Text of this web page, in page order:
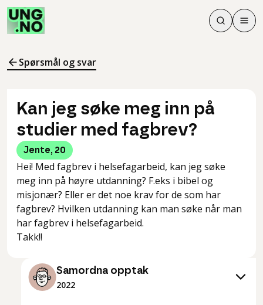
Søk
Søk
Meny
Spørsmål og svar
Kan jeg søke meg inn på
studier med fagbrev?
Jente, 20
Hei! Med fagbrev i helsefagarbeid, kan jeg søke
meg inn på høyre utdanning? F.eks i bibel og
misjonær? Eller er det noe krav for de som har
fagbrev? Hvilken utdanning kan man søke når man
har fagbrev i helsefagarbeid.
Takk!!
Samordna opptak
2022